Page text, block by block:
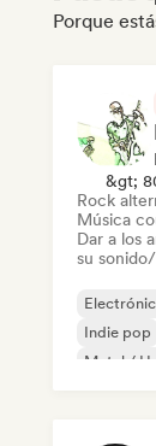
Porque
&gt;
Rock
Música
Dar a los
su
Indie pop
Metal /